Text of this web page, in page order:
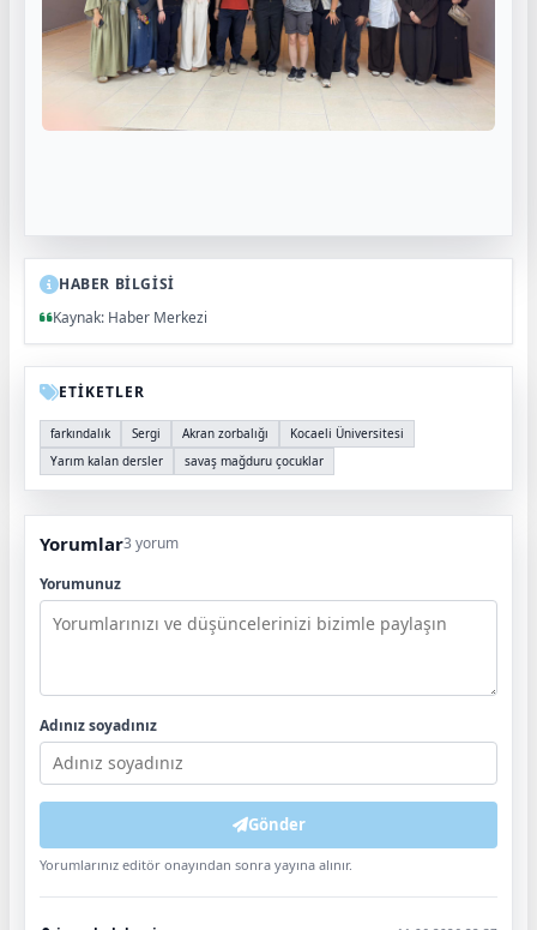
HABER BİLGİSİ
Kaynak: Haber Merkezi
ETİKETLER
farkındalık Sergi Akran zorbalığı
Kocaeli Üniversitesi
Yarım kalan dersler
savaş mağduru çocuklar
Yorumlar3 yorum
Yorumunuz
Adınız soyadınız
Gönder
Yorumlarınız editör onayından sonra yayına alınır.